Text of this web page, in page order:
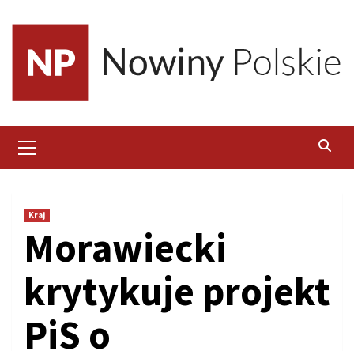
content
Menu
Kraj
Morawiecki
krytykuje projekt
PiS o